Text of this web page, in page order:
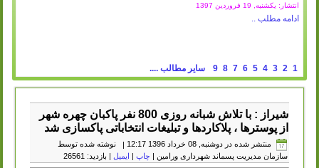
انتشار: یکشنبه, 19 فروردين 1397
ادامه مطلب ..
1
2
3
4
5
6
7
8
9 سایر مطالب ....
شیراز : با تلاش شبانه روزی 800 نفر پاکبان چهره شهر
از پوسترها ، پلاکاردها و تبلیغات انتخاباتی پاکسازی شد
منتشر شده در دوشنبه, 08 خرداد 1396 12:17 |
نوشته شده توسط
سازمان مدیریت پسماند شهرداری ورامین | چاپ | ایمیل | بازدید: 26561